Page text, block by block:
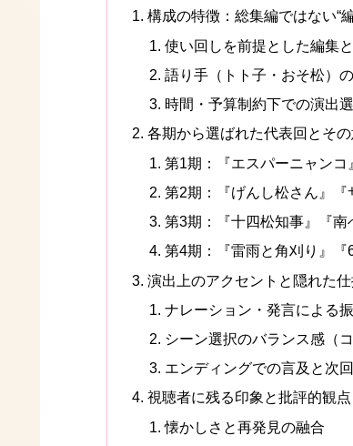
構成の特徴：総集編ではない“
使い回しを前提とした編集
語り手（トト子・おそ松）
時間・予算制約下での演出
各期から選ばれた代表回とそ
第1期：『エスパーニャンコ
第2期：『げんし松さん』『
第3期：『十四松知事』『南
第4期：『雷雨と角刈り』『
演出上のアクセントと隠れた
ナレーション・発言による
シーン選択のバランス感（
エンディングでの言及と次
視聴者に残る印象と批評的観点
懐かしさと再発見の融合